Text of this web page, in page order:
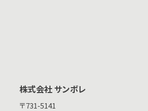
株式会社 サンボレ
〒731-5141